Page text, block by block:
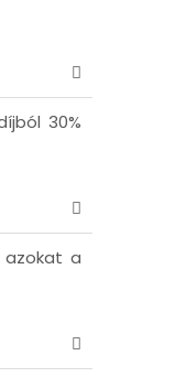
30%
azokat a